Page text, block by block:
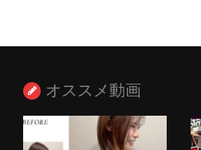
オススメ動画